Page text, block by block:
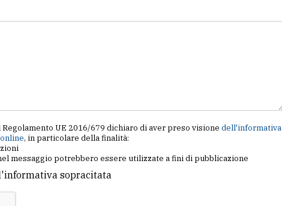
UE 2016/679 dichiaro di aver preso visione dell'informativa
, in particolare della finalità:
messaggio potrebbero essere utilizzate a fini di pubblicazione
sopracitata